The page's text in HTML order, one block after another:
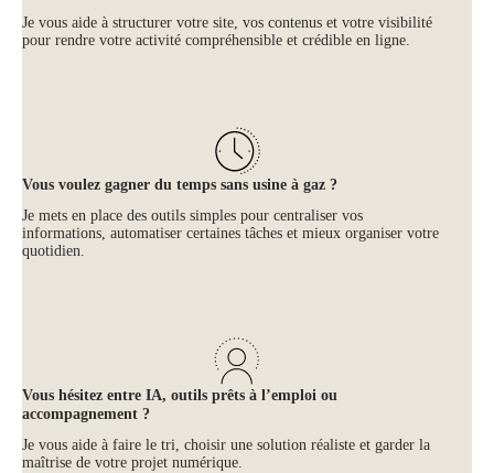
Je vous aide à structurer votre site, vos contenus et votre visibilité
pour rendre votre activité compréhensible et crédible en ligne.
Vous voulez gagner du temps sans usine à gaz ?
Je mets en place des outils simples pour centraliser vos
informations, automatiser certaines tâches et mieux organiser votre
quotidien.
Vous hésitez entre IA, outils prêts à l’emploi ou
accompagnement ?
Je vous aide à faire le tri, choisir une solution réaliste et garder la
maîtrise de votre projet numérique.